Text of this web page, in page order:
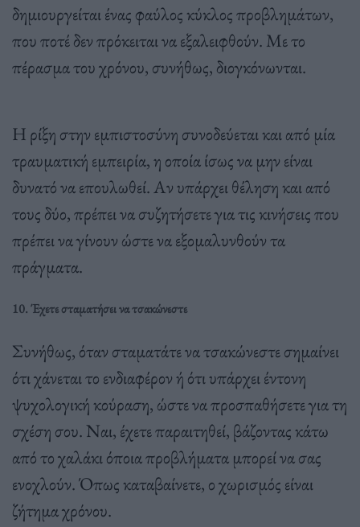
δημιουργείται ένας φαύλος κύκλος προβλημάτων,
που ποτέ δεν πρόκειται να εξαλειφθούν. Με το
πέρασμα του χρόνου, συνήθως, διογκόνωνται.
Η ρίξη στην εμπιστοσύνη συνοδεύεται και από μία
τραυματική εμπειρία, η οποία ίσως να μην είναι
δυνατό να επουλωθεί. Αν υπάρχει θέληση και από
τους δύο, πρέπει να συζητήσετε για τις κινήσεις που
πρέπει να γίνουν ώστε να εξομαλυνθούν τα
πράγματα.
10. Έχετε σταματήσει να τσακώνεστε
Συνήθως, όταν σταματάτε να τσακώνεστε σημαίνει
ότι χάνεται το ενδιαφέρον ή ότι υπάρχει έντονη
ψυχολογική κούραση, ώστε να προσπαθήσετε για τη
σχέση σου. Ναι, έχετε παραιτηθεί, βάζοντας κάτω
από το χαλάκι όποια προβλήματα μπορεί να σας
ενοχλούν. Όπως καταβαίνετε, ο χωρισμός είναι
ζήτημα χρόνου.